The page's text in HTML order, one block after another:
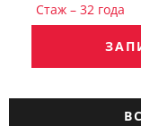
Стаж – 32 года